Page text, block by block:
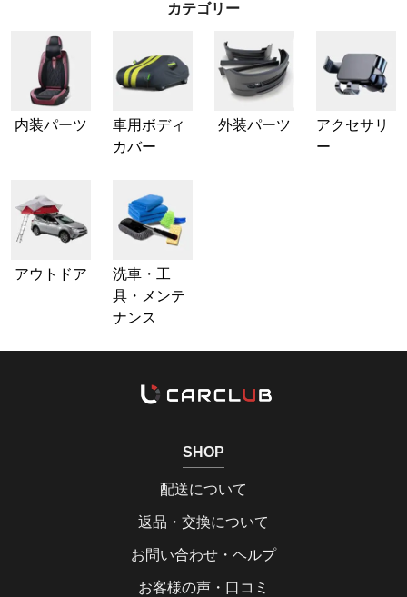
カテゴリー
内装パーツ
車用ボディ
カバー
外装パーツ
アクセサリ
ー
アウトドア
洗車・工
具・メンテ
ナンス
SHOP
配送について
返品・交換について
お問い合わせ・ヘルプ
お客様の声・口コミ